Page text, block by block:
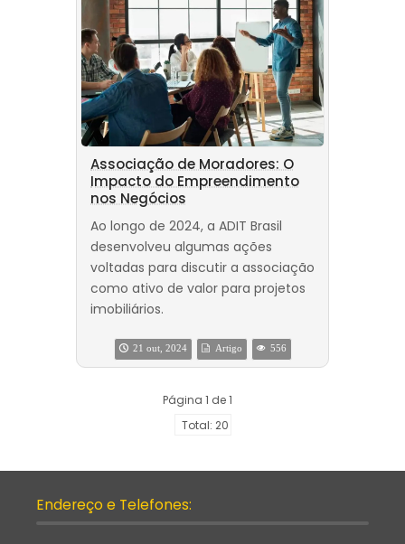
Associação de Moradores: O
Impacto do Empreendimento
nos Negócios
Ao longo de 2024, a ADIT Brasil
desenvolveu algumas ações
voltadas para discutir a associação
como ativo de valor para projetos
imobiliários.
21 out, 2024 Artigo 556
Página 1 de 1
Total: 20
Endereço e Telefones: